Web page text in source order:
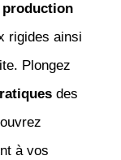
production
rigides ainsi
Plongez
des
à vos